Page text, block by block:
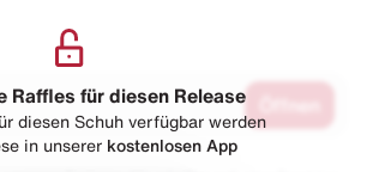
Raffles für diesen Release
diesen Schuh verfügbar werden
in unserer kostenlosen App